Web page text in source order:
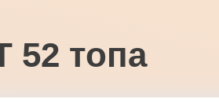
52 топа